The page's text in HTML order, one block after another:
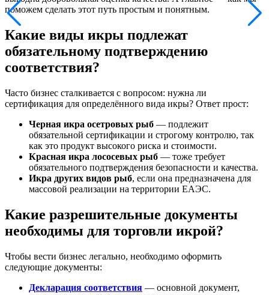
поможем сделать этот путь простым и понятным.
Какие виды икры подлежат
обязательному подтверждению
соответствия?
Часто бизнес сталкивается с вопросом: нужна ли
сертификация для определённого вида икры? Ответ прост:
Черная икра осетровых рыб — подлежит
обязательной сертификации и строгому контролю, так
как это продукт высокого риска и стоимости.
Красная икра лососевых рыб — тоже требует
обязательного подтверждения безопасности и качества.
Икра других видов рыб, если она предназначена для
массовой реализации на территории ЕАЭС.
Какие разрешительные документы
необходимы для торговли икрой?
Чтобы вести бизнес легально, необходимо оформить
следующие документы:
Декларация соответствия — основной документ,